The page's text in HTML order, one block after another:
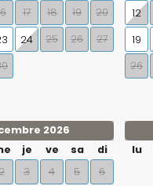
17 18 19 20
24 25 26
27
12
19
26
2026
je ve sa
di
3 4 5 6
lu